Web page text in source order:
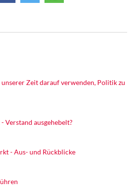
unserer Zeit darauf verwenden, Politik zu
Verstand ausgehebelt?
- Aus- und Rückblicke